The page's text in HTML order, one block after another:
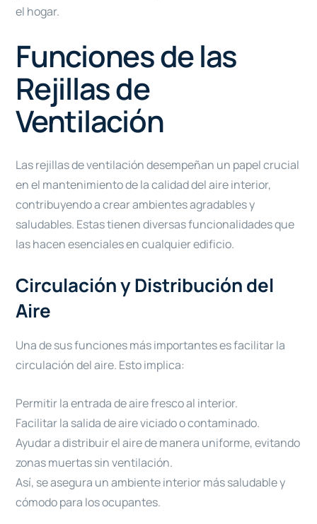
el hogar.
Funciones de las
Rejillas de
Ventilación
Las rejillas de ventilación desempeñan un papel crucial
en el mantenimiento de la calidad del aire interior,
contribuyendo a crear ambientes agradables y
saludables. Estas tienen diversas funcionalidades que
las hacen esenciales en cualquier edificio.
Circulación y Distribución del
Aire
Una de sus funciones más importantes es facilitar la
circulación del aire. Esto implica:
Permitir la entrada de aire fresco al interior.
Facilitar la salida de aire viciado o contaminado.
Ayudar a distribuir el aire de manera uniforme, evitando
zonas muertas sin ventilación.
Así, se asegura un ambiente interior más saludable y
cómodo para los ocupantes.